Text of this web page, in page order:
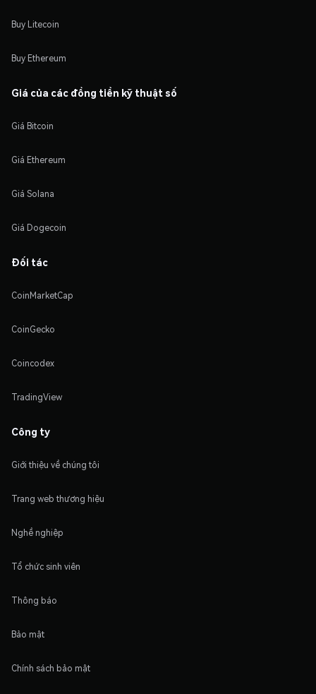
Buy Litecoin
Buy Ethereum
Giá của các đồng tiền kỹ thuật số
Giá Bitcoin
Giá Ethereum
Giá Solana
Giá Dogecoin
Đối tác
CoinMarketCap
CoinGecko
Coincodex
TradingView
Công ty
Giới thiệu về chúng tôi
Trang web thương hiệu
Nghề nghiệp
Tổ chức sinh viên
Thông báo
Bảo mật
Chính sách bảo mật